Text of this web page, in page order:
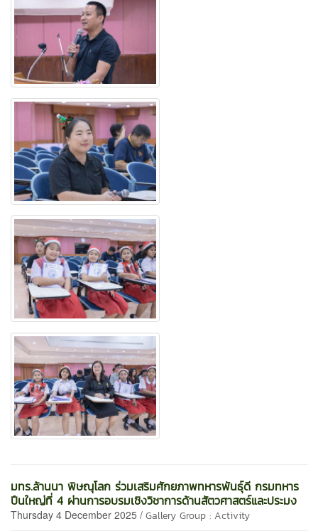
มทร.ล้านนา พิษณุโลก ร่วมเสริมศักยภาพทหารพันธุ์ดี กรมทหาร
ปืนใหญ่ที่ 4 ผ่านการอบรมเชิงวิชาการด้านสัตวศาสตร์และประมง
Thursday 4 December 2025 / Gallery Group : Activity